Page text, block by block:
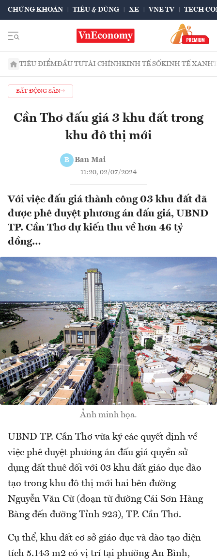
CHỨNG KHOÁN TIÊU & DÙNG XE VNE TV TECH
TIÊU ĐIỂMĐẦU TƯTÀI CHÍNHKINH TẾ SỐKINH TẾ XANH
BẤT ĐỘNG SẢN
Cần Thơ đấu giá 3 khu đất trong
khu đô thị mới
B Ban Mai
11:20, 02/07/2024
Với việc đấu giá thành công 03 khu đất đã
được phê duyệt phương án đấu giá, UBND
TP. Cần Thơ dự kiến thu về hơn 46 tỷ
đồng…
Ảnh minh họa.
UBND TP. Cần Thơ vừa ký các quyết định về
việc phê duyệt phương án đấu giá quyền sử
dụng đất thuê đối với 03 khu đất giáo dục đào
tạo trong khu đô thị mới hai bên đường
Nguyễn Văn Cừ (đoạn từ đường Cái Sơn Hàng
Bàng đến đường Tỉnh 923), TP. Cần Thơ.
Cụ thể, khu đất cơ sở giáo dục và đào tạo diện
tích 5.143 m2 có vị trí tại phường An Bình,